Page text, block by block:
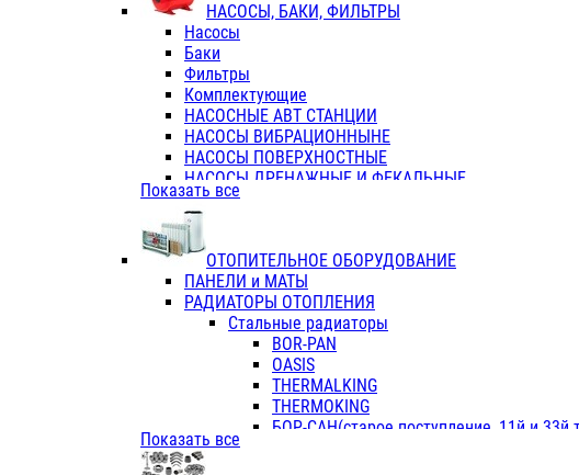
ТРОЙНИКИ ПЕРЕХОДНЫЕ / СОЕДИНИТЕЛЬНЫЕ
ТРОЙНИКИ С ВНУТРЕННЕЙ РЕЗЬБОЙ
КОЛЬЦА РЕЗИНОВЫЕ
ТРУБЫ НАПОРНЫЕ
ТРУБЫ ГОФРИРОВАННЫЕ ДВУХСЛ.
ТРУБЫ ПОЛИЭТИЛЕНОВЫЕ
НАСОСЫ, БАКИ, ФИЛЬТРЫ
Насосы
Баки
Фильтры
Комплектующие
НАСОСНЫЕ АВТ СТАНЦИИ
НАСОСЫ ВИБРАЦИОННЫНЕ
НАСОСЫ ПОВЕРХНОСТНЫЕ
НАСОСЫ ДРЕНАЖНЫЕ И ФЕКАЛЬНЫЕ
НАСОСЫ ПОВЫСИТ и ЦИРКУЛЯЦИОННЫЕ
НАСОСЫ СКВАЖИННЫЕ
Показать все
ОТОПИТЕЛЬНОЕ ОБОРУДОВАНИЕ
ПАНЕЛИ и МАТЫ
РАДИАТОРЫ ОТОПЛЕНИЯ
Стальные радиаторы
BOR-PAN
OASIS
THERMALKING
THERMOKING
БОР-САН(старое поступление, 11й и 33й
Показать все